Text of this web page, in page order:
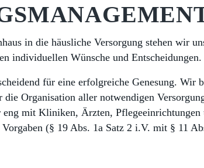
in die häusliche Versorgung stehen wir
individuellen Wünsche und Entscheidungen.
für eine erfolgreiche Genesung. Wir
Organisation aller notwendigen
mit Kliniken, Ärzten, Pflegeeinrichtungen
(§ 19 Abs. 1a Satz 2 i.V. mit § 11